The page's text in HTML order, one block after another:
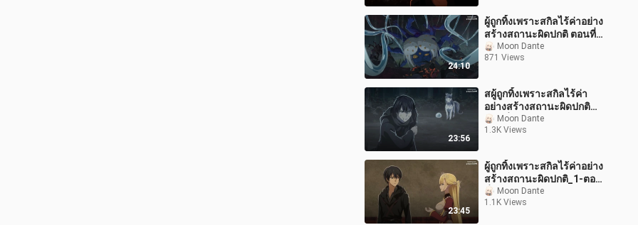
24:10
ผู้ถูกทิ้งเพราะสกิลไร้ค่าอย่าง
สร้างสถานะผิดปกติ ตอนที่
11 พากย์ไทย
Moon Dante
871 Views
23:56
สผู้ถูกทิ้งเพราะสกิลไร้ค่า
อย่างสร้างสถานะผิดปกติ
ตอนที่ 12 ตอนจบ พากย์ไทย
Moon Dante
1.3K Views
23:45
ผู้ถูกทิ้งเพราะสกิลไร้ค่าอย่าง
สร้างสถานะผิดปกติ_1-ตอน
ที่_5_พากย์ไทย
Moon Dante
1.1K Views